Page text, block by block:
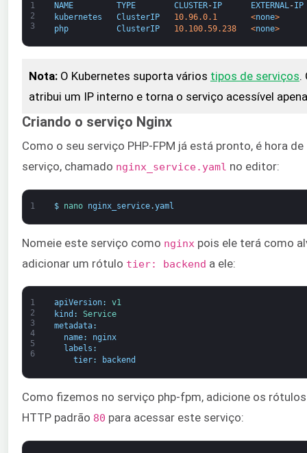
1
2
3
NAME TYPE CLUSTER-IP EXTERNAL-IP
kubernetes
ClusterIP 10.96.0.1 <none>
php
ClusterIP 10.100.59.238 <none>
Nota: O Kubernetes suporta vários tipos de serviços.
atribui um IP interno e torna o serviço acessível
Criando o serviço Nginx
Como o seu serviço PHP-FPM já está pronto, é hora
serviço, chamado nginx_service.yaml no editor:
1 $ nano nginx_service.yaml
Nomeie este serviço como nginx pois ele terá como
adicionar um rótulo tier: backend a ele:
1
2
3
4
5
6
apiVersion:
v1
kind :
Service
metadata:
name:
nginx
labels :
tier: backend
Como fizemos no serviço php-fpm, adicione os
HTTP padrão 80 para acessar este serviço: